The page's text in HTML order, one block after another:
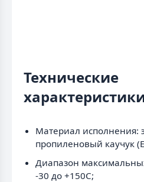
Технические
Материал исполнения:
пропиленовый каучук
Диапазон
-30 до +150C;